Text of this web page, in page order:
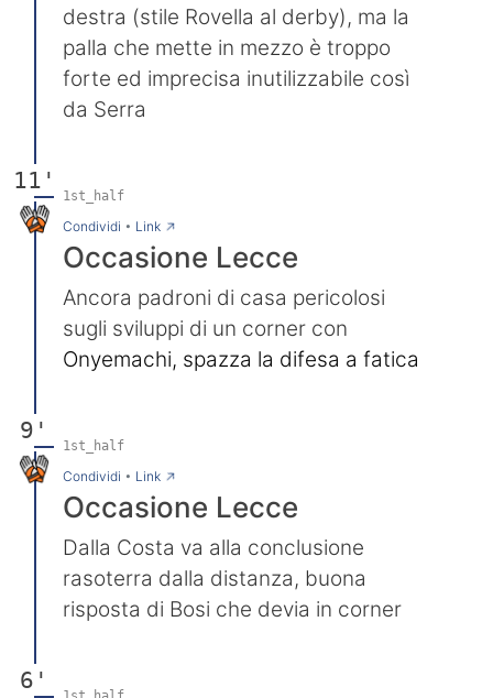
destra (stile Rovella al derby), ma la
palla che mette in mezzo è troppo
forte ed imprecisa inutilizzabile così
da Serra
11'
1st_half
Condividi • Link→
Occasione Lecce
Ancora padroni di casa pericolosi
sugli sviluppi di un corner con
Onyemachi, spazza la difesa a fatica
9'
1st_half
Condividi • Link→
Occasione Lecce
Dalla Costa va alla conclusione
rasoterra dalla distanza, buona
risposta di Bosi che devia in corner
6'